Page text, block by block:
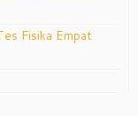
Fisika Empat